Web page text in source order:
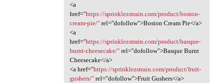
<a
href="https://sprinklezstrain.com/product/boston-
cream-pie/"rel="dofollow">Boston Cream Pie</a>
<a
href="https://sprinklezstrain.com/product/basque-
burnt-cheesecake/"rel="dofollow">Basque Burnt
Cheesecake</a>
<a href="https://sprinklezstrain.com/product/fruit-
gushers/"rel="dofollow">Fruit Gushers</a>